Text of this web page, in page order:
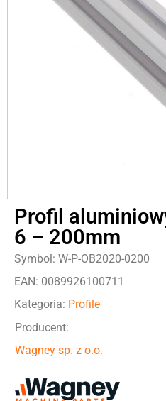
Profil
6 – 200mm
Symbol: W-P-OB2020-0200
EAN: 0089926100711
Kategoria: Profile
Producent:
Wagney sp. z o.o.